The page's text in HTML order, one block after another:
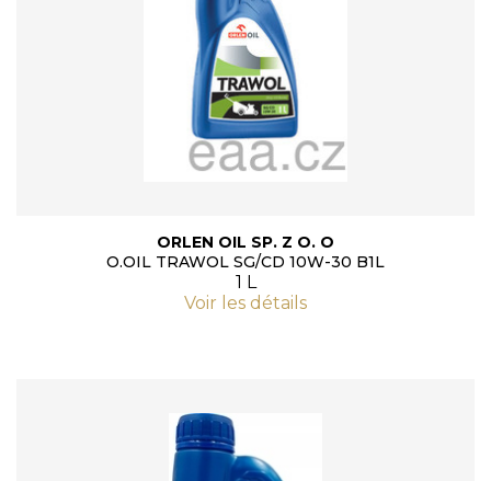
ORLEN OIL SP. Z O. O
O.OIL TRAWOL SG/CD 10W-30 B1L
1 L
Voir les détails